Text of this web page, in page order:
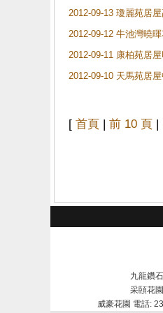
2012-09-13 瓊麗苑居
2012-09-12 牛池灣曉
2012-09-11 康柏苑居
2012-09-10 天馬苑居
[ 首頁 | 前 10 頁 |
九龍鑽
采頣花
威豪花園 電話: